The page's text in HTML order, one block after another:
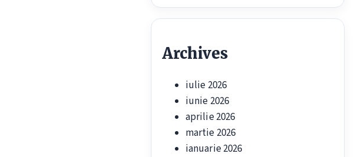
Archives
iulie 2026
iunie 2026
aprilie 2026
martie 2026
ianuarie 2026